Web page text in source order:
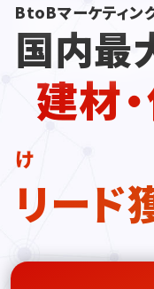
BtoBマーケティン
国内最
建材
け
リード